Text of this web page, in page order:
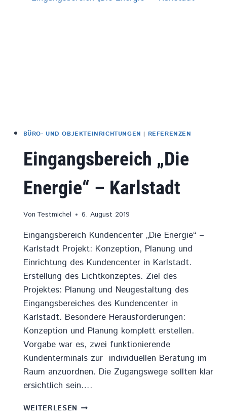
BÜRO- UND OBJEKTEINRICHTUNGEN | REFERENZEN
Eingangsbereich „Die
Energie“ – Karlstadt
Von Testmichel 6. August 2019
Eingangsbereich Kundencenter „Die Energie“ –
Karlstadt Projekt: Konzeption, Planung und
Einrichtung des Kundencenter in Karlstadt.
Erstellung des Lichtkonzeptes. Ziel des
Projektes: Planung und Neugestaltung des
Eingangsbereiches des Kundencenter in
Karlstadt. Besondere Herausforderungen:
Konzeption und Planung komplett erstellen.
Vorgabe war es, zwei funktionierende
Kundenterminals zur individuellen Beratung im
Raum anzuordnen. Die Zugangswege sollten klar
ersichtlich sein….
WEITERLESEN EINGANGSBEREICH